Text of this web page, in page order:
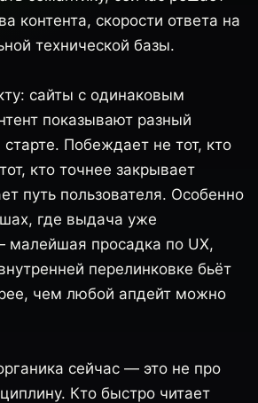
контента, скорости ответа на
технической базы.
сайты с одинаковым
показывают разный
старте. Побеждает не тот, кто
кто точнее закрывает
путь пользователя. Особенно
где выдача уже
просадка по UX,
перелинковке бьёт
чем любой апдейт можно
сейчас — это не про
Кто быстро читает